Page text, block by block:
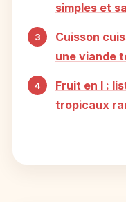
simples et
Cuisson
une viande
Fruit en I :
tropicaux